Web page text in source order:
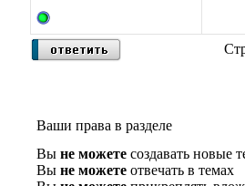
Ваши права в разделе
Вы не можете создавать новые
Вы не можете отвечать в темах